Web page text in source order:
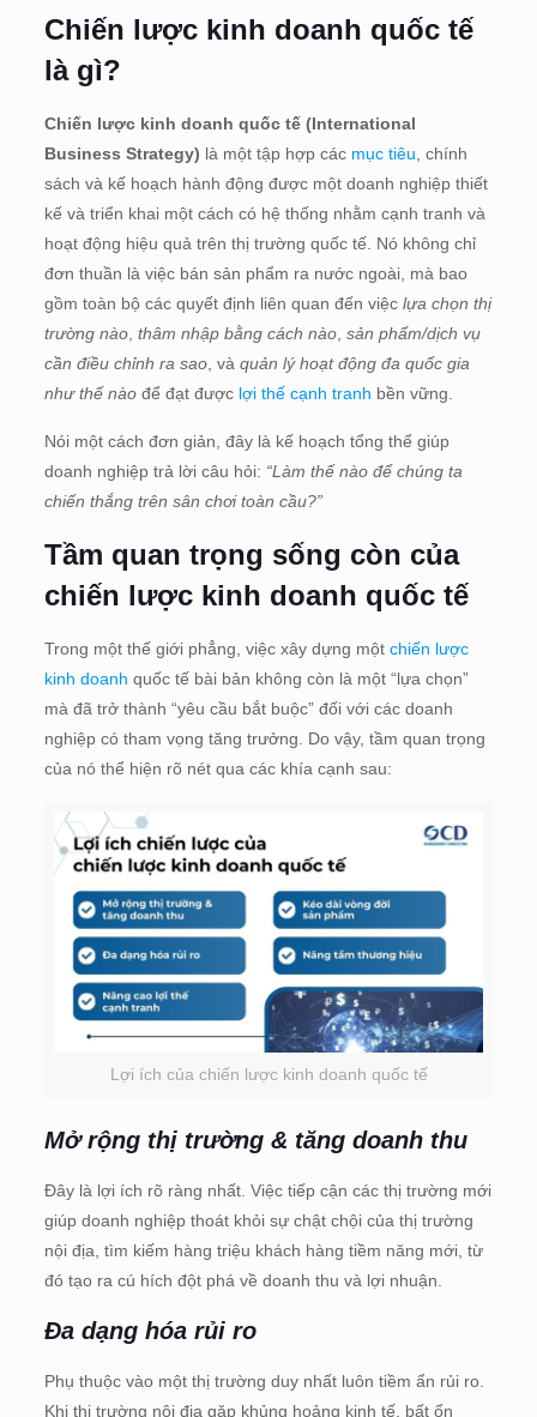
Chiến lược kinh doanh quốc tế
là gì?
Chiến lược kinh doanh quốc tế (International
Business Strategy) là một tập hợp các mục tiêu , chính
sách và kế hoạch hành động được một doanh nghiệp thiết
kế và triển khai một cách có hệ thống nhằm cạnh tranh và
hoạt động hiệu quả trên thị trường quốc tế. Nó không chỉ
đơn thuần là việc bán sản phẩm ra nước ngoài, mà bao
gồm toàn bộ các quyết định liên quan đến việc lựa chọn thị
trường nào, thâm nhập bằng cách nào, sản phẩm/dịch vụ
cần điều chỉnh ra sao, và quản lý hoạt động đa quốc gia
như thế nàođể đạt được lợi thế cạnh tranh bền vững.
Nói một cách đơn giản, đây là kế hoạch tổng thể giúp
doanh nghiệp trả lời câu hỏi: “Làm thế nào để chúng ta
chiến thắng trên sân chơi toàn cầu?”
Tầm quan trọng sống còn của
chiến lược kinh doanh quốc tế
Trong một thế giới phẳng, việc xây dựng một chiến lược
kinh doanh quốc tế bài bản không còn là một “lựa chọn”
mà đã trở thành “yêu cầu bắt buộc” đối với các doanh
nghiệp có tham vọng tăng trưởng. Do vậy, tầm quan trọng
của nó thể hiện rõ nét qua các khía cạnh sau:
Lợi ích của chiến lược kinh doanh quốc tế
Mở rộng thị trường & tăng doanh thu
Đây là lợi ích rõ ràng nhất. Việc tiếp cận các thị trường mới
giúp doanh nghiệp thoát khỏi sự chật chội của thị trường
nội địa, tìm kiếm hàng triệu khách hàng tiềm năng mới, từ
đó tạo ra cú hích đột phá về doanh thu và lợi nhuận.
Đa dạng hóa rủi ro
Phụ thuộc vào một thị trường duy nhất luôn tiềm ẩn rủi ro.
Khi thị trường nội địa gặp khủng hoảng kinh tế, bất ổn